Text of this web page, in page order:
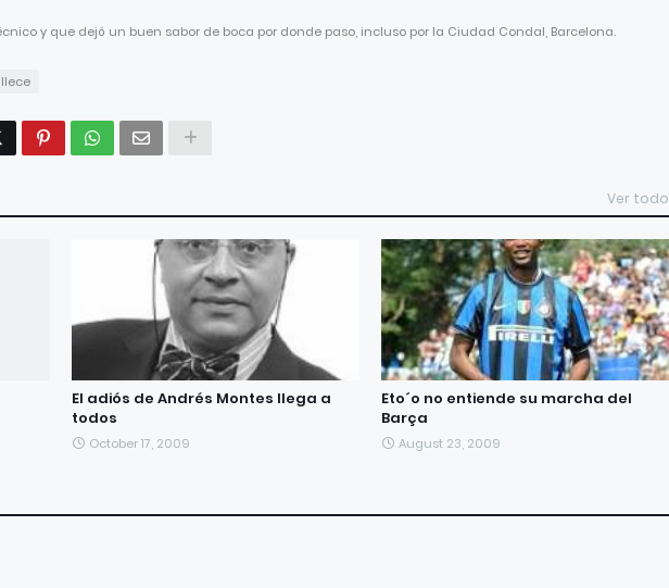
y que dejó un buen sabor de boca por donde paso, incluso por la Ciudad Condal, Barcelona.
Ver todo
El adiós de Andrés Montes llega a
todos
October 17, 2009
Eto´o no entiende su marcha del
Barça
August 23, 2009